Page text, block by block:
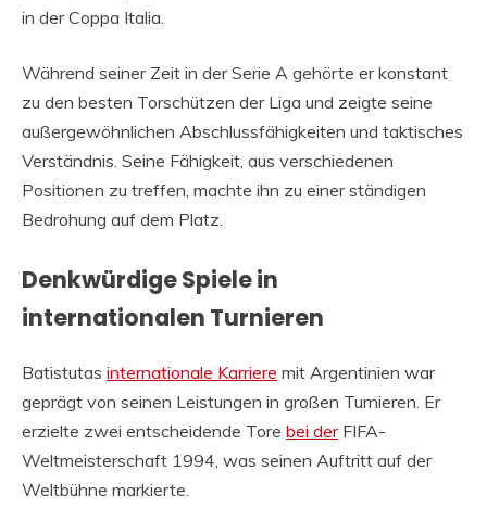
in der Coppa Italia.
Während seiner Zeit in der Serie A gehörte er konstant
zu den besten Torschützen der Liga und zeigte seine
außergewöhnlichen Abschlussfähigkeiten und taktisches
Verständnis. Seine Fähigkeit, aus verschiedenen
Positionen zu treffen, machte ihn zu einer ständigen
Bedrohung auf dem Platz.
Denkwürdige Spiele in
internationalen Turnieren
Batistutas internationale Karriere mit Argentinien war
geprägt von seinen Leistungen in großen Turnieren. Er
erzielte zwei entscheidende Tore bei derFIFA-
Weltmeisterschaft 1994, was seinen Auftritt auf der
Weltbühne markierte.